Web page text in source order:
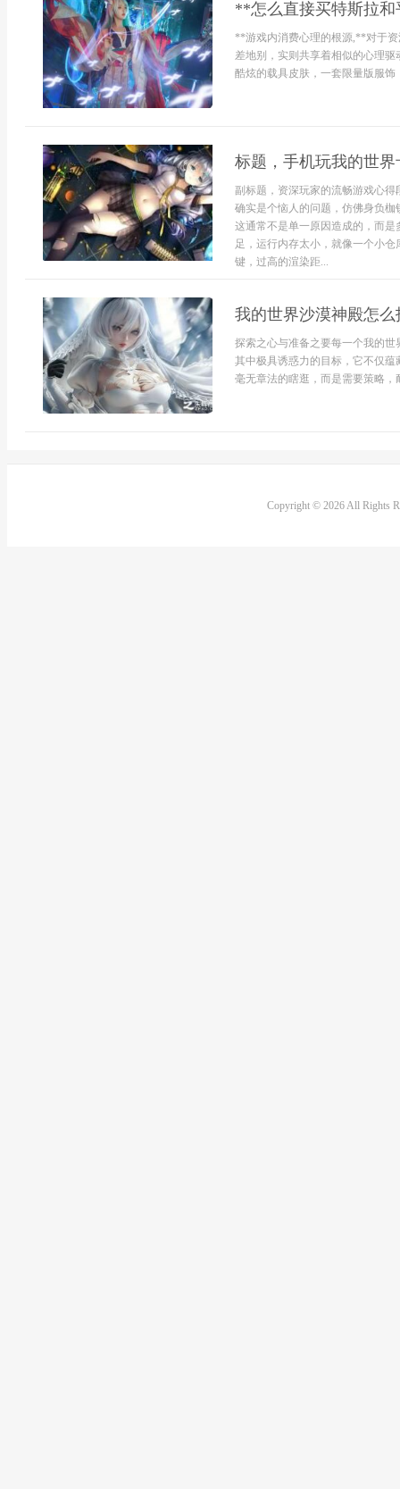
**怎么直接买特斯拉
**游戏内消费心理的根源,**对于
差地别，实则共享着相似的心理
酷炫的载具皮肤，一套限量版服
标题，手机玩我的世
副标题，资深玩家的流畅游戏心
确实是个恼人的问题，仿佛身负
这通常不是单一原因造成的，而
足，运行内存太小，就像一个小
键，过高的渲染距...
我的世界沙漠神殿怎
探索之心与准备之要每一个我的
其中极具诱惑力的目标，它不仅
毫无章法的瞎逛，而是需要策略
Copyright © 2026 All Rights